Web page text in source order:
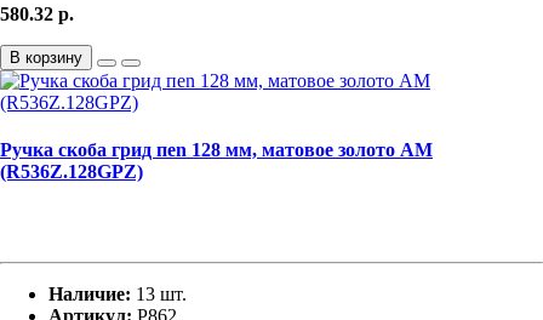
580.32 р.
В корзину
Ручка скоба грид пen 128 мм, матовое золото АМ
(R536Z.128GPZ)
Наличие: 13 шт.